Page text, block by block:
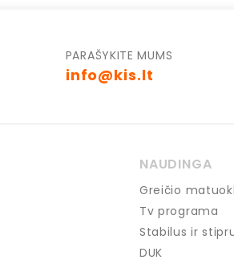
PARAŠYKITE MUMS
info@kis.lt
NAUDINGA
Greičio
Tv programa
Stabilus ir
DUK